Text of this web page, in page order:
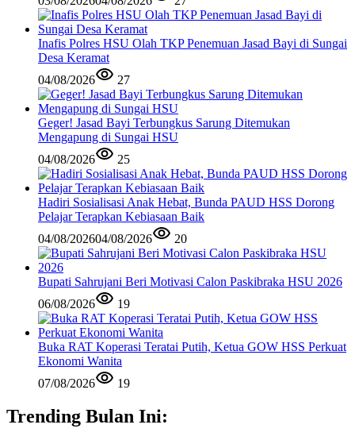
Inafis Polres HSU Olah TKP Penemuan Jasad Bayi di Sungai
Desa Keramat
04/08/2026
27
Geger! Jasad Bayi Terbungkus Sarung Ditemukan
Mengapung di Sungai HSU
04/08/2026
25
Hadiri Sosialisasi Anak Hebat, Bunda PAUD HSS Dorong
Pelajar Terapkan Kebiasaan Baik
04/08/202604/08/2026 20
Bupati Sahrujani Beri Motivasi Calon Paskibraka HSU 2026
06/08/2026
19
Buka RAT Koperasi Teratai Putih, Ketua GOW HSS Perkuat
Ekonomi Wanita
07/08/2026
19
Trending Bulan Ini: